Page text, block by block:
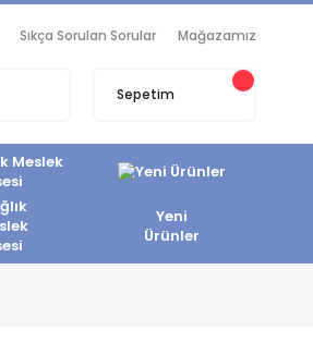
Sıkça Sorulan Sorular Mağazamız
Sepetim
Yeni
Ürünler